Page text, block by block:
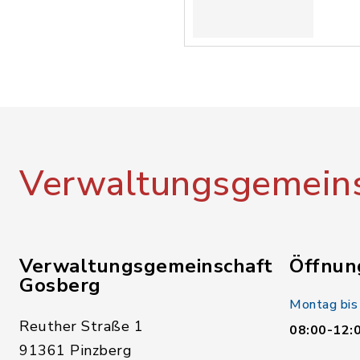
Verwaltungsgemeinschaft
Gosberg
Reuther Straße 1
91361 Pinzberg
Montag
08:00-